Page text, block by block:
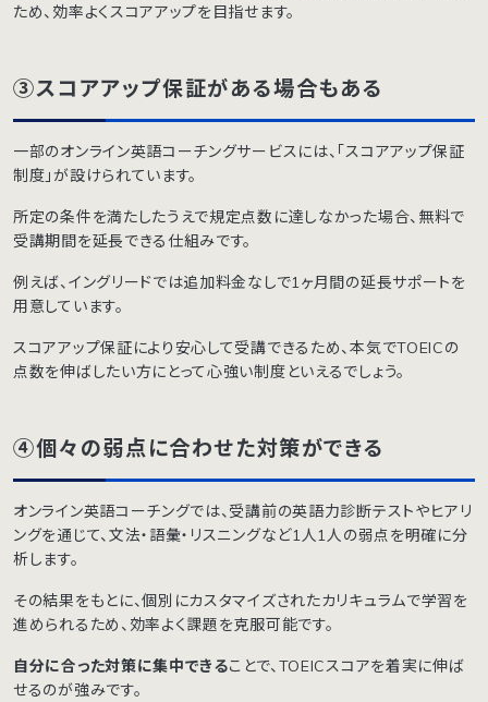
ため、効率よくスコアアップを目指せます。
③スコアアップ保証がある場合もある
一部のオンライン英語コーチングサービスには、「スコアアップ保証
制度」が設けられています。
所定の条件を満たしたうえで規定点数に達しなかった場合、無料で
受講期間を延長できる仕組みです。
例えば、イングリードでは追加料金なしで1ヶ月間の延長サポートを
用意しています。
スコアアップ保証により安心して受講できるため、本気でTOEICの
点数を伸ばしたい方にとって心強い制度といえるでしょう。
④個々の弱点に合わせた対策ができる
オンライン英語コーチングでは、受講前の英語力診断テストやヒアリ
ングを通じて、文法・語彙・リスニングなど1人1人の弱点を明確に分
析します。
その結果をもとに、個別にカスタマイズされたカリキュラムで学習を
進められるため、効率よく課題を克服可能です。
自分に合った対策に集中できることで、TOEICスコアを着実に伸ば
せるのが強みです。